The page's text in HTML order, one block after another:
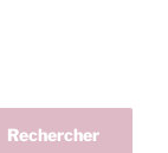
Rechercher